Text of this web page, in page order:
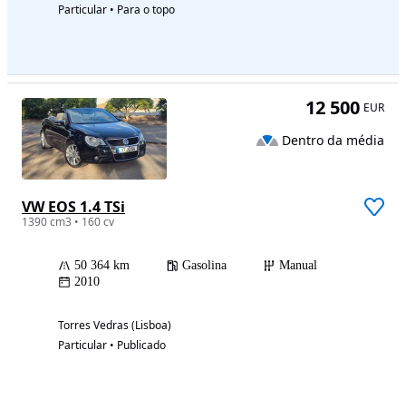
Particular • Para o topo
VW EOS 1.4 TSi
1390 cm3 • 160 cv
50 364 km Gasolina
Manual
2010
Torres Vedras (Lisboa)
Particular • Publicado
12 500 EUR
Dentro da média